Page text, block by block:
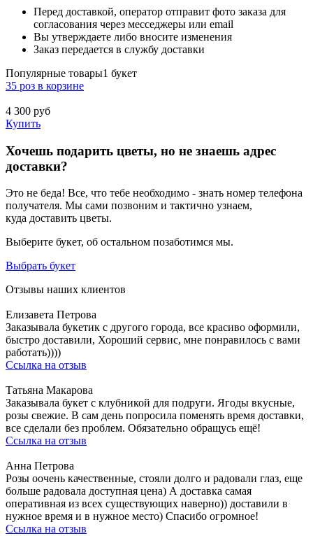
Перед доставкой, оператор отправит фото заказа для
согласования через месседжеры или email
Вы утверждаете либо вносите изменения
Заказ передается в службу доставки
Популярные товары1 букет
35 роз в корзине
4 300 руб
Купить
Хочешь подарить цветы, но не знаешь адрес
доставки?
Это не беда! Все, что тебе необходимо - знать номер телефона
получателя. Мы сами позвоним и тактично узнаем,
куда доставить цветы.
Выберите букет, об остальном позаботимся мы.
Выбрать букет
Отзывы наших клиентов
Елизавета Петрова
Заказывала букетик с другого города, все красиво оформили,
быстро доставили, Хороший сервис, мне понравилось с вами
работать))))
Ссылка на отзыв
Татьяна Макарова
Заказывала букет с клубникой для подруги. Ягоды вкусные,
розы свежие. В сам день попросила поменять время доставки,
все сделали без проблем. Обязательно обращусь ещё!
Ссылка на отзыв
Анна Петрова
Розы оочень качественные, стояли долго и радовали глаз, еще
больше радовала доступная цена) А доставка самая
оперативная из всех существующих наверно)) доставили в
нужное время и в нужное место) Спасибо огромное!
Ссылка на отзыв